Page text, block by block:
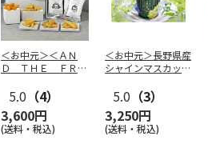
＜お中元＞＜ＡＮ
Ｄ ＴＨＥ ＦＲＩ
ト５種
…
5.0 （4）
3,600円
(送料・税込)
＜お中元＞長野県産
シャインマスカット
5.0 （3）
3,250円
(送料・税込)